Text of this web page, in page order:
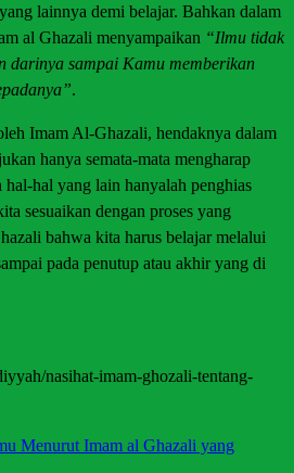
lainnya demi belajar. Bahkan dalam
al Ghazali menyampaikan “Ilmu tidak
darinya sampai Kamu memberikan
.
Imam Al-Ghazali, hendaknya dalam
hanya semata-mata mengharap
hal yang lain hanyalah penghias
sesuaikan dengan proses yang
bahwa kita harus belajar melalui
pada penutup atau akhir yang di
nasihat-imam-ghozali-tentang-
Menurut Imam al Ghazali yang